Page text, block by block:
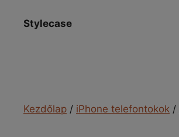
Stylecase
Kezdőlap / iPhone telefontokok /